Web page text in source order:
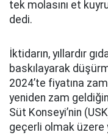
tek molasını et
dedi.
İktidarın, yıllardır
baskılayarak
2024’te fiyatına
yeniden zam
Süt Konseyi’nin
geçerli olmak üzere